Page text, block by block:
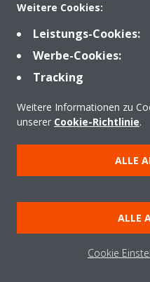
Anwendungsbereiche
Kontakt
Produkte
Impressum
Hinweis zu
Weitere Cookies:
Leistungs-Cookies:
Werbe-Cookies:
Tracking
Weitere Informationen zu
unserer Cookie-Richtlinie.
ALLE
ALLE
Cookie